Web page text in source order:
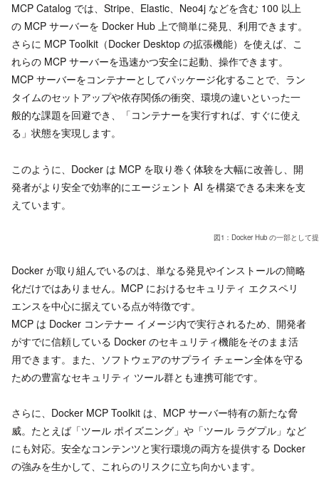
MCP Catalog では、Stripe、Elastic、Neo4j などを含む 100 以上
の MCP サーバーを Docker Hub 上で簡単に発見、利用できます。
さらに MCP Toolkit（Docker Desktop の拡張機能）を使えば、こ
れらの MCP サーバーを迅速かつ安全に起動、操作できます。
MCP サーバーをコンテナーとしてパッケージ化することで、ラン
タイムのセットアップや依存関係の衝突、環境の違いといった一
般的な課題を回避でき、「コンテナーを実行すれば、すぐに使え
る」状態を実現します。
このように、Docker は MCP を取り巻く体験を大幅に改善し、開
発者がより安全で効率的にエージェント AI を構築できる未来を支
えています。
図1：Docker Hub の一部として
Docker が取り組んでいるのは、単なる発見やインストールの簡略
化だけではありません。MCP におけるセキュリティ エクスペリ
エンスを中心に据えている点が特徴です。
MCP は Docker コンテナー イメージ内で実行されるため、開発者
がすでに信頼している Docker のセキュリティ機能をそのまま活
用できます。また、ソフトウェアのサプライ チェーン全体を守る
ための豊富なセキュリティ ツール群とも連携可能です。
さらに、Docker MCP Toolkit は、MCP サーバー特有の新たな脅
威。たとえば「ツール ポイズニング」や「ツール ラグプル」など
にも対応。安全なコンテンツと実行環境の両方を提供する Docker
の強みを生かして、これらのリスクに立ち向かいます。